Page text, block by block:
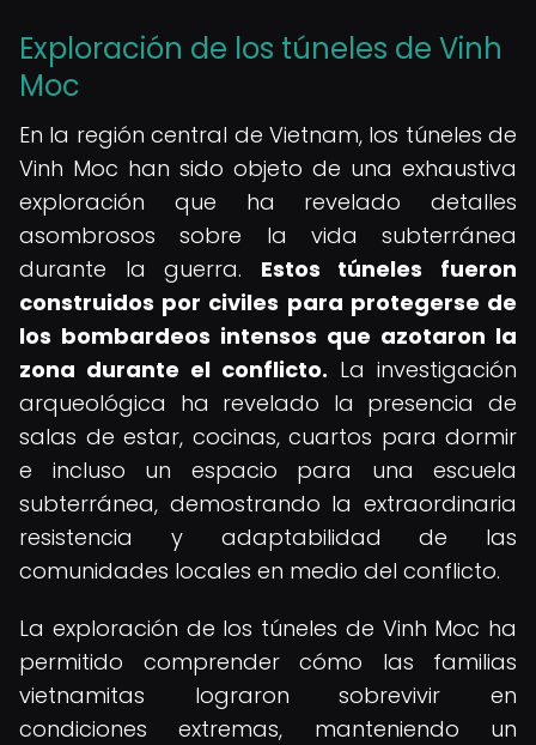
Exploración de los túneles de Vinh
Moc
En la región central de Vietnam, los túneles de
Vinh Moc han sido objeto de una exhaustiva
exploración que ha revelado detalles
asombrosos sobre la vida subterránea
durante la guerra. Estos túneles fueron
construidos por civiles para protegerse de
los bombardeos intensos que azotaron la
zona durante el conflicto. La investigación
arqueológica ha revelado la presencia de
salas de estar, cocinas, cuartos para dormir
e incluso un espacio para una escuela
subterránea, demostrando la extraordinaria
resistencia y adaptabilidad de las
comunidades locales en medio del conflicto.
La exploración de los túneles de Vinh Moc ha
permitido comprender cómo las familias
vietnamitas lograron sobrevivir en
condiciones extremas, manteniendo un